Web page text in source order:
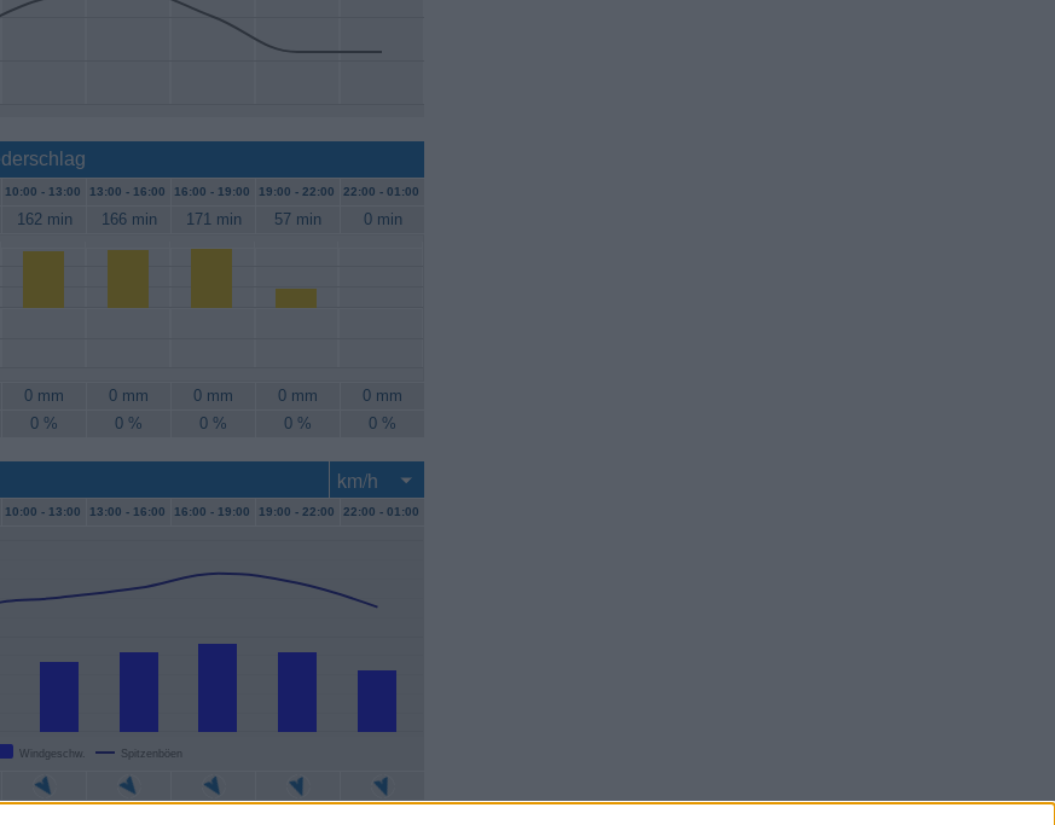
10:00 - 13:00 13:00 - 16:00 16:00 - 19:00 19:00 - 22:00 22:00 - 01:00
162 min 166 min 171 min 57 min 0 min
0 mm 0 mm 0 mm 0 mm
0 mm
0 % 0 % 0 % 0 % 0 %
10:00 - 13:00 13:00 - 16:00 16:00 - 19:00 19:00 - 22:00 22:00 - 01:00
Windgeschw. Spitzenböen